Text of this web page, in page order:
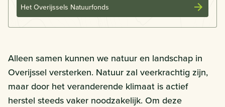
Het Overijssels Natuurfonds
Alleen samen kunnen we natuur en landschap in
Overijssel versterken. Natuur zal veerkrachtig zijn,
maar door het veranderende klimaat is actief
herstel steeds vaker noodzakelijk. Om deze